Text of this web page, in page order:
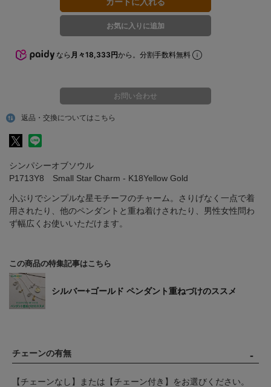
なら 月々18,333円から。分割手数料無料
返品・交換についてはこちら
お問い合わせ
シンパシーオブソウル
P1713Y8 Small Star Charm - K18Yellow Gold
小ぶりでシンプルな星モチーフのチャーム。さりげなく一点で着
用されたり、他のペンダントと重ね着けされたり、男性女性問わ
ず幅広くお使いいただけます。
この商品の特集記事はこちら
シルバー+ゴールド ペンダント重ねづけのススメ
チェーンの有無
【チェーンなし】または【チェーン付き】をお選びください。